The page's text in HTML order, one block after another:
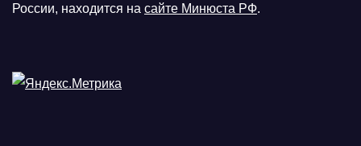
России, находится на сайте Минюста РФ.